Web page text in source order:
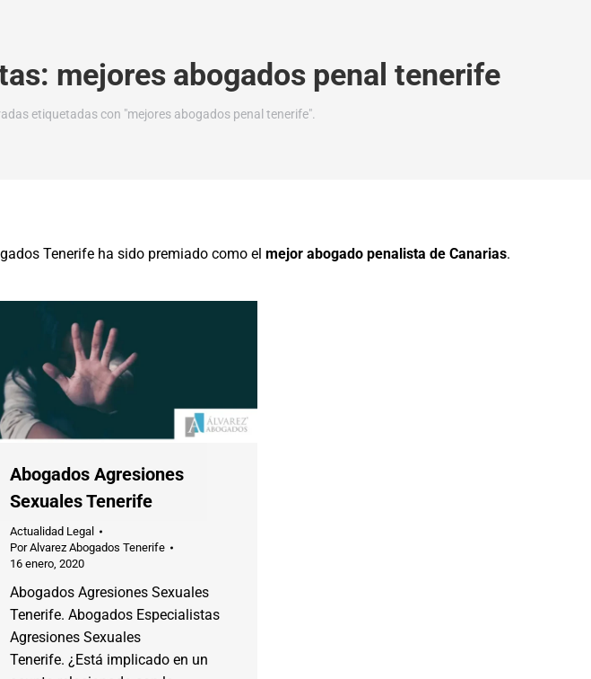
mejores abogados penal tenerife
etiquetadas con "mejores abogados penal tenerife".
Tenerife ha sido premiado como el mejor abogado penalista de Canarias.
Abogados Agresiones
Sexuales Tenerife
Actualidad Legal
PorAlvarez Abogados Tenerife
16 enero, 2020
Abogados Agresiones Sexuales
Tenerife. Abogados Especialistas
Agresiones Sexuales
Tenerife. ¿Está implicado en un